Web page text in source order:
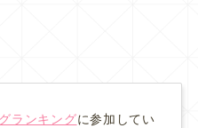
ランキングに参加してい